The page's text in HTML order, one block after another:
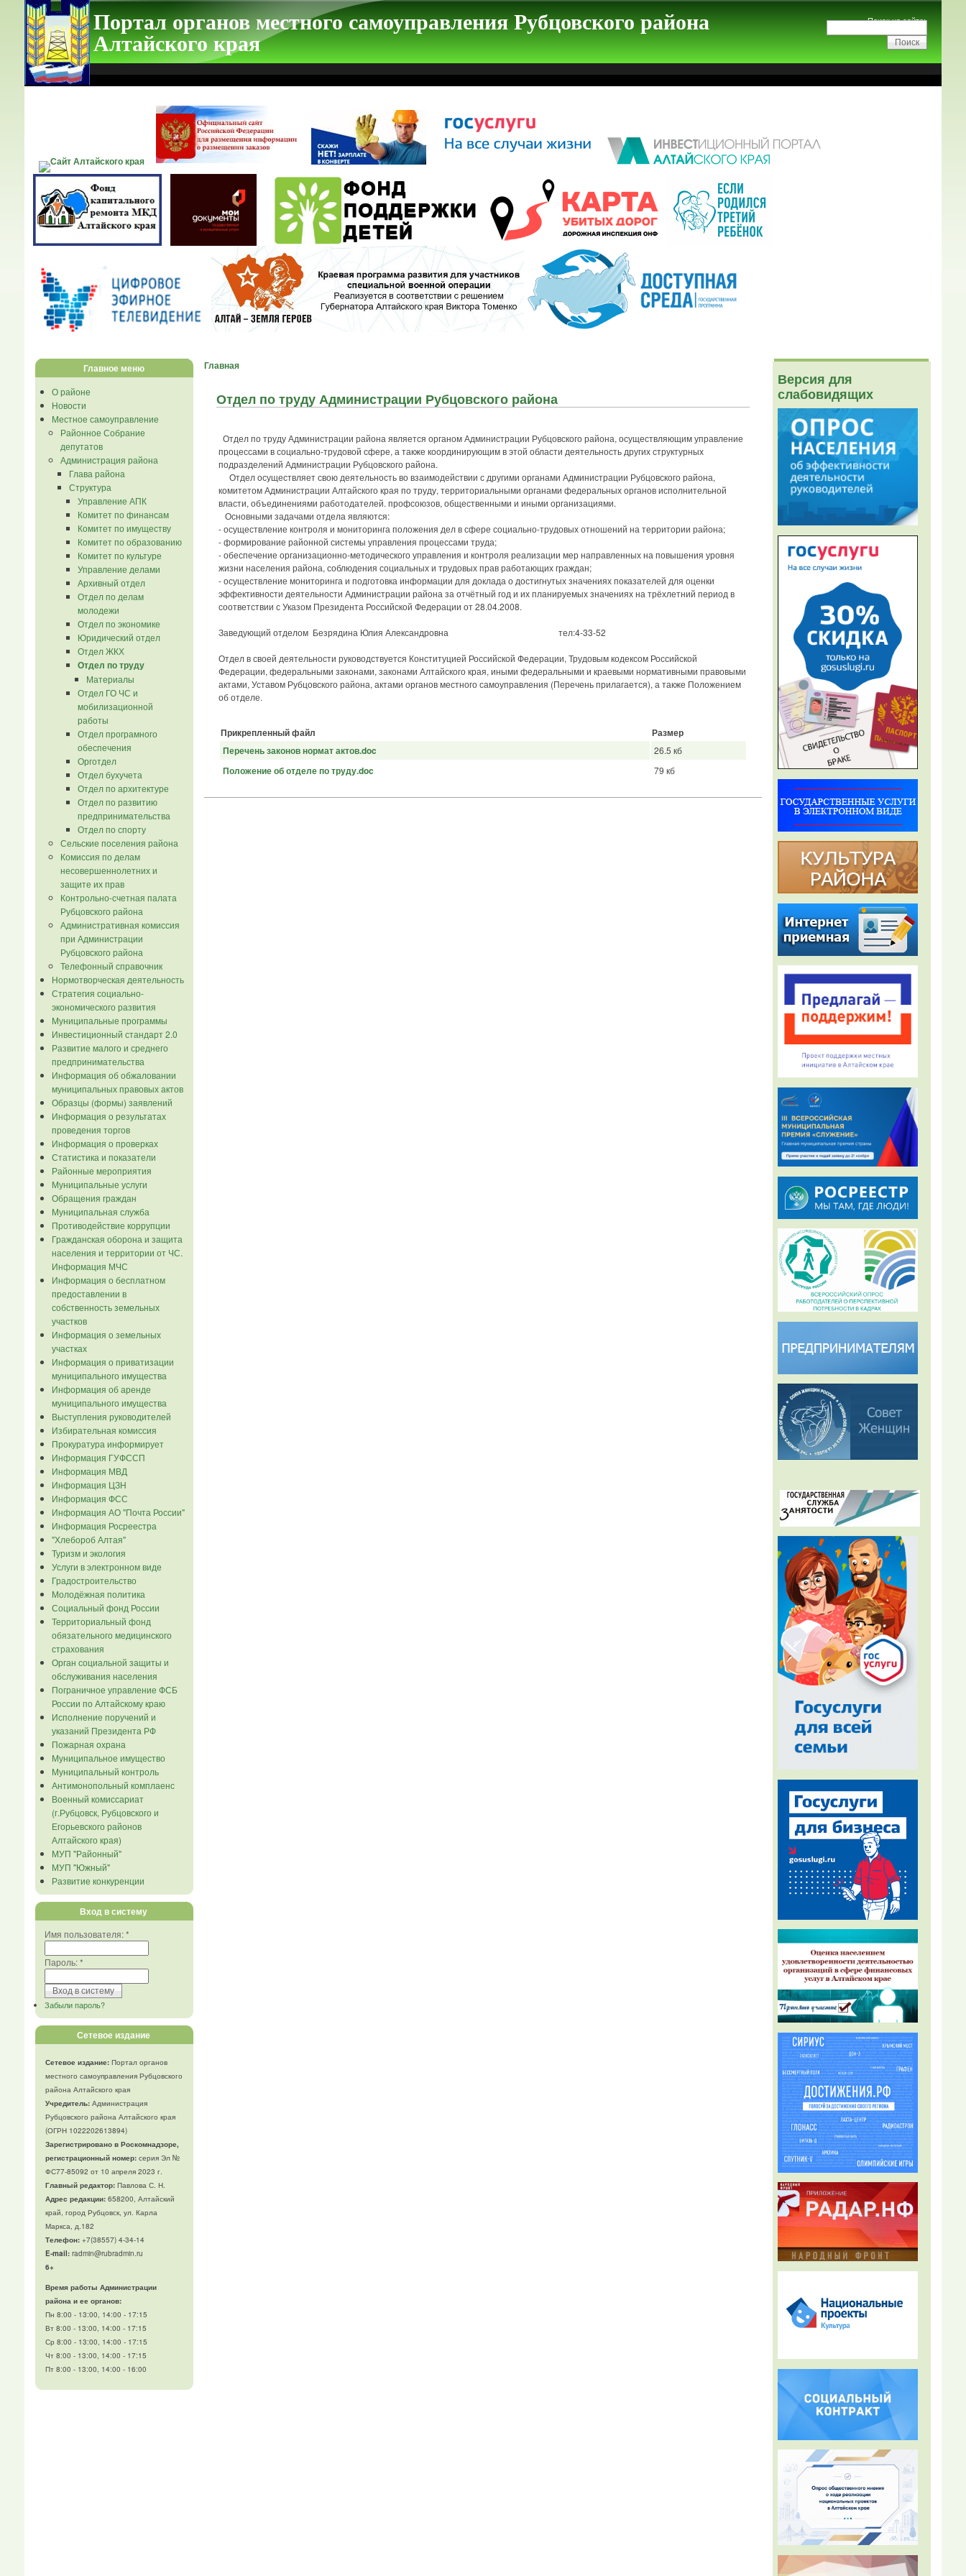
Портал органов местного самоуправления Рубцовского района
Алтайского края
Поиск на сайте:
Главное меню
О районе
Новости
Местное самоуправление
Районное Собрание
депутатов
Администрация района
Глава района
Структура
Управление АПК
Комитет по финансам
Комитет по имуществу
Комитет по образованию
Комитет по культуре
Управление делами
Архивный отдел
Отдел по делам
молодежи
Отдел по экономике
Юридический отдел
Отдел ЖКХ
Отдел по труду
Материалы
Отдел ГО ЧС и
мобилизационной
работы
Отдел програмного
обеспечения
Орготдел
Отдел бухучета
Отдел по архитектуре
Отдел по развитию
предпринимательства
Отдел по спорту
Сельские поселения района
Комиссия по делам
несовершеннолетних и
защите их прав
Контрольно-счетная палата
Рубцовского района
Административная комиссия
при Администрации
Рубцовского района
Телефонный справочник
Нормотворческая деятельность
Стратегия социально-
экономического развития
Муниципальные программы
Инвестиционный стандарт 2.0
Развитие малого и среднего
предпринимательства
Информация об обжаловании
муниципальных правовых актов
Образцы (формы) заявлений
Информация о результатах
проведения торгов
Информация о проверках
Статистика и показатели
Районные мероприятия
Муниципальные услуги
Обращения граждан
Муниципальная служба
Противодействие коррупции
Гражданская оборона и защита
населения и территории от ЧС.
Информация МЧС
Информация о бесплатном
предоставлении в
собственность земельных
участков
Информация о земельных
участках
Информация о приватизации
муниципального имущества
Информация об аренде
муниципального имущества
Выступления руководителей
Избирательная комиссия
Прокуратура информирует
Информация ГУФССП
Информация МВД
Информация ЦЗН
Информация ФСС
Информация АО "Почта России"
Информация Росреестра
"Хлебороб Алтая"
Туризм и экология
Услуги в электронном виде
Градостроительство
Молодёжная политика
Социальный фонд России
Территориальный фонд
обязательного медицинского
страхования
Орган социальной защиты и
обслуживания населения
Пограничное управление ФСБ
России по Алтайскому краю
Исполнение поручений и
указаний Президента РФ
Пожарная охрана
Муниципальное имущество
Муниципальный контроль
Антимонопольный комплаенс
Военный комиссариат
(г.Рубцовск, Рубцовского и
Егорьевского районов
Алтайского края)
МУП "Районный"
МУП "Южный"
Развитие конкуренции
Вход в систему
Имя пользователя:*
Пароль:*
Забыли пароль?
Сетевое издание
Сетевое издание:Портал органов
местного самоуправления Рубцовского
района Алтайского края
Учредитель:Администрация
Рубцовского района Алтайского края
(ОГРН 1022202613894)
Зарегистрировано в Роскомнадзоре,
регистрационный номер:серия Эл №
ФС77-85092 от 10 апреля 2023 г.
Главный редактор:Павлова С. Н.
Адрес редакции:658200, Алтайский
край, город Рубцовск, ул. Карла
Маркса, д.182
Телефон:+7(38557) 4-34-14
E-mail:radmin@rubradmin.ru
6+
Время работы Администрации
района и ее органов:
Пн 8:00 - 13:00, 14:00 - 17:15
Вт 8:00 - 13:00, 14:00 - 17:15
Ср 8:00 - 13:00, 14:00 - 17:15
Чт 8:00 - 13:00, 14:00 - 17:15
Пт 8:00 - 13:00, 14:00 - 16:00
Главная
Отдел по труду Администрации Рубцовского района
Отдел по труду Администрации района является органом Администрации Рубцовского района, осуществляющим управление
процессами в социально-трудовой сфере, а также координирующим в этой области деятельность других структурных
подразделений Администрации Рубцовского района.
Отдел осуществляет свою деятельность во взаимодействии с другими органами Администрации Рубцовского района,
комитетом Администрации Алтайского края по труду, территориальными органами федеральных органов исполнительной
власти, объединениями работодателей. профсоюзов, общественными и иными организациями.
Основными задачами отдела являются:
- осуществление контроля и мониторинга положения дел в сфере социально-трудовых отношений на территории района;
- формирование районной системы управления процессами труда;
- обеспечение организационно-методического управления и контроля реализации мер направленных на повышения уровня
жизни населения района, соблюдения социальных и трудовых прав работающих граждан;
- осуществление мониторинга и подготовка информации для доклада о достигнутых значениях показателей для оценки
эффективности деятельности Администрации района за отчётный год и их планируемых значениях на трёхлетний период в
соответствии с Указом Президента Российской Федерации от 28.04.2008.
Заведующий отделом Безрядина Юлия Александровна тел:4-33-52
Отдел в своей деятельности руководствуется Конституцией Российской Федерации, Трудовым кодексом Российской
Федерации, федеральными законами, законами Алтайского края, иными федеральными и краевыми нормативными правовыми
актами, Уставом Рубцовского района, актами органов местного самоуправления (Перечень прилагается), а также Положением
об отделе.
Прикрепленный файл
Размер
Перечень законов нормат актов.doc
26.5 кб
Положение об отделе по труду.doc 79 кб
Версия для
слабовидящих